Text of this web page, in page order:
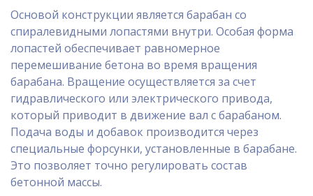
Основой конструкции является барабан со
спиралевидными лопастями внутри. Особая форма
лопастей обеспечивает равномерное
перемешивание бетона во время вращения
барабана. Вращение осуществляется за счет
гидравлического или электрического привода,
который приводит в движение вал с барабаном.
Подача воды и добавок производится через
специальные форсунки, установленные в барабане.
Это позволяет точно регулировать состав
бетонной массы.